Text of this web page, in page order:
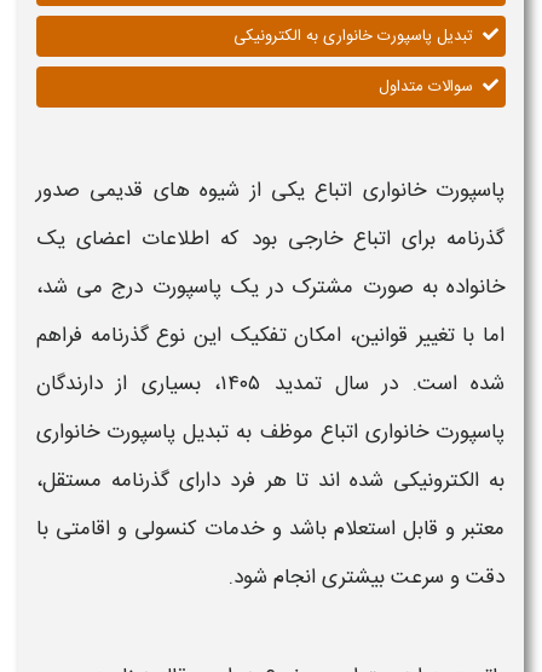
تبدیل پاسپورت خانواری به الکترونیکی
سوالات متداول
پاسپورت خانواری اتباعیکی از شیوه‌ های قدیمی صدور
گذرنامه برای اتباع خارجی بود که اطلاعات اعضای یک
خانواده به‌ صورت مشترک در یکپاسپورت درج می‌ شد،
اما با تغییر قوانین، امکانتفکیک این نوع گذرنامه فراهم
شده است. در سالتمدید ۱۴۰۵
، بسیاری از دارندگان
پاسپورت خانواری اتباع موظف به تبدیل پاسپورت خانواری
به الکترونیکی شده‌ اند تا هر فرد دارای گذرنامه مستقل،
معتبر و قابل استعلام باشد و خدمات کنسولی و اقامتی با
دقت و سرعت بیشتری انجام شود.